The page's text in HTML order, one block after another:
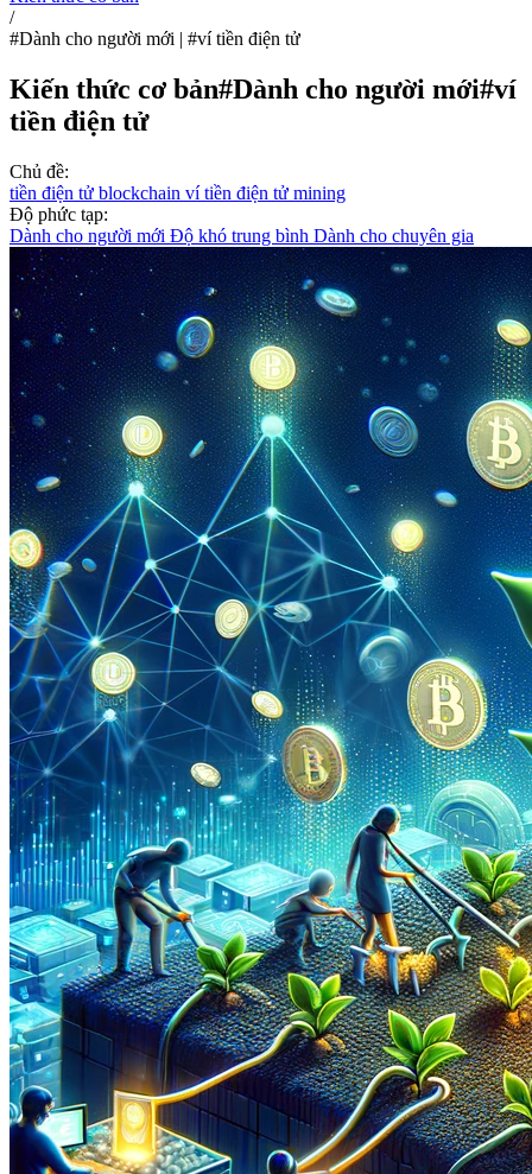
/
#Dành cho người mới | #ví tiền điện tử
Kiến thức cơ bản#Dành cho người mới#ví
tiền điện tử
Chủ đề:
tiền điện tử blockchain ví tiền điện tử mining
Độ phức tạp:
Dành cho người mới Độ khó trung bình Dành cho chuyên gia